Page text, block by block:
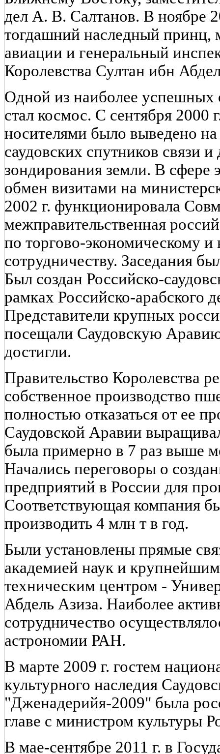
дел А. В. Салтанов. В ноябре
тогдашний наследный принц,
авиации и генеральный
Королевства Султан ибн
Одной из наиболее успешных
стал космос. С сентября 2000
носителями было выведено
саудовских спутников связи
зондирования земли. В сфере
обмен визитами на
2002 г. функционировала
межправительственная
по торгово-экономическому
сотрудничеству. Заседания
Был создан Российско-
рамках Российско-арабского
Представители крупных
посещали Саудовскую
достигли.
Правительство Королевства
собственное производство
полностью отказаться от ее
Саудовской Аравии
была примерно в 7 раз выше
Начались переговоры о
предприятий в России для
Соответствующая компания
производить 4 млн т в год.
Были установлены прямые
академией наук и
техническим центром -
Абдель Азиза. Наиболее
сотрудничество
астрономии РАН.
В марте 2009 г. гостем
культурного наследия
"Дженадерийя-2009" была
главе с министром культуры
В мае-сентябре 2011 г. в